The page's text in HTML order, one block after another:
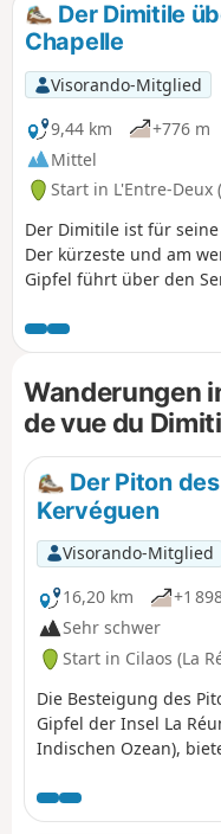
Der Dimitile
Chapelle
Visorando-Mitglied
9,44 km
+776 m
Mittel
Start in L'Entre-Deux
Der Dimitile ist für
Der kürzeste und am
Gipfel führt über den
Insel und am Ende des
Unterwegs kann man
entdecken und
Sie vermittelt einen
der Figur des Dimitile
Wanderungen
de vue du
Der Piton
Kervéguen
Visorando-Mitglied
16,20 km
+1
Sehr schwer
Start in Cilaos (La
Die Besteigung des
Gipfel der Insel La
Indischen Ozean),
weniger begangenen